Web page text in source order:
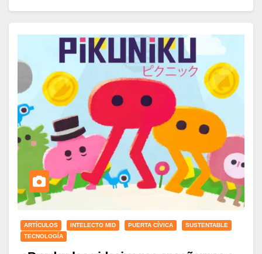
ARTÍCULOS INTELECTO MID PUERTA CÍVICA
SUSTENTABLE
TECNOLOGÍA